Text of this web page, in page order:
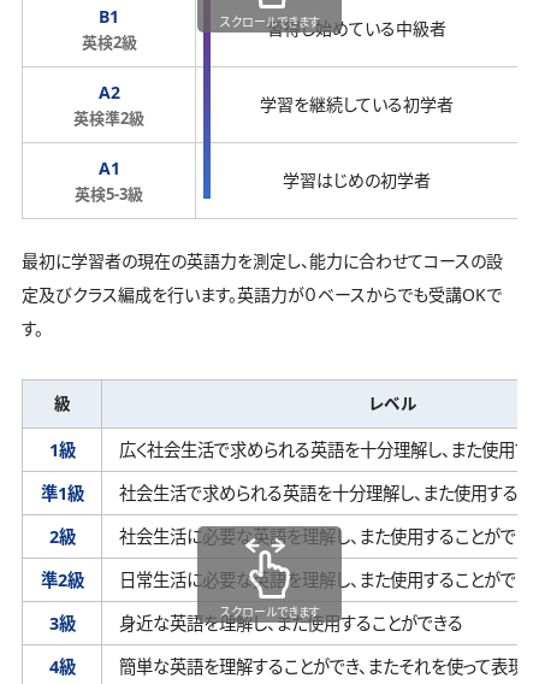
B1
英検2級
習得し始めている中級者
A2
英検準2級
学習を継続している初学者
A1
英検5-3級
学習はじめの初学者
スクロールできます
最初に学習者の現在の英語力を測定し、能力に合わせてコースの設
定及びクラス編成を行います。英語力が０ベースからでも受講OKで
す。
級 レベル
1級 広く社会生活で求められる英語を十分理解し、 また使用す
準1級
社会生活で求められる英語を十分理解し、 また使用するこ
2級
社会生活に必要な英語を理解し、 また使用することができ
準2級
日常生活に必要な英語を理解し、 また使用することができ
3級
身近な英語を理解し、また使用することができる
4級
簡単な英語を理解することができ、 またそれを使って表現
スクロールできます